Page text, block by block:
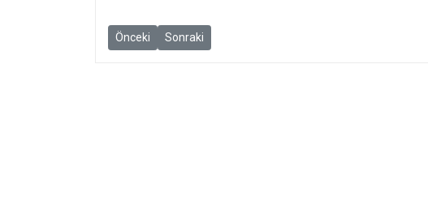
Önceki makale: 10 Mart Haftası Gazetecilik ve İfade Özgürlüğü
Önceki Sonraki makale: 24 Şubat Haftası: Gazetecilik ve
Sonraki